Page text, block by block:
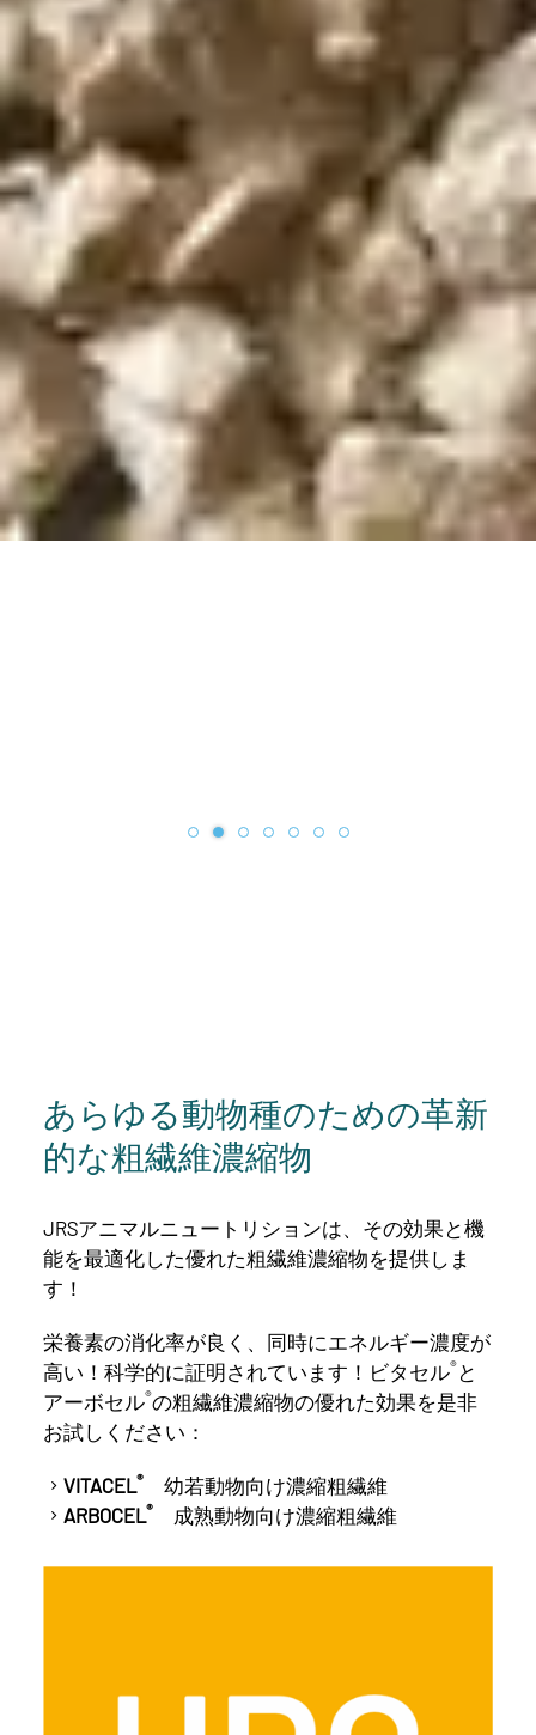
あらゆる動物種のための革新
的な粗繊維濃縮物
JRSアニマルニュートリションは、その効果と機
能を最適化した優れた粗繊維濃縮物を提供しま
す！
栄養素の消化率が良く、同時にエネルギー濃度が
高い！科学的に証明されています！ビタセル® と
アーボセル®の粗繊維濃縮物の優れた効果を是非
お試しください：
VITACEL®
幼若動物向け濃縮粗繊維
ARBOCEL® 成熟動物向け濃縮粗繊維